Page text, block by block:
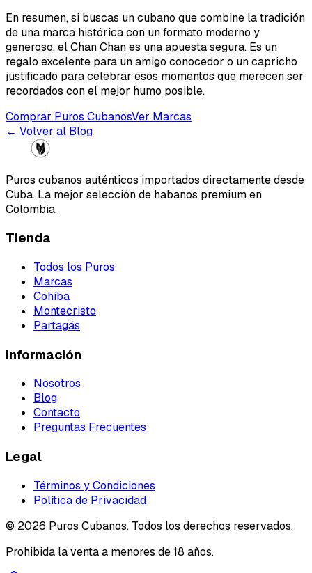
En resumen, si buscas un cubano que combine la tradición
de una marca histórica con un formato moderno y
generoso, el Chan Chan es una apuesta segura. Es un
regalo excelente para un amigo conocedor o un capricho
justificado para celebrar esos momentos que merecen ser
recordados con el mejor humo posible.
Comprar Puros CubanosVer Marcas
← Volver al Blog
Puros cubanos auténticos importados directamente desde
Cuba. La mejor selección de habanos premium en
Colombia.
Tienda
Todos los Puros
Marcas
Cohiba
Montecristo
Partagás
Información
Nosotros
Blog
Contacto
Preguntas Frecuentes
Legal
Términos y Condiciones
Política de Privacidad
© 2026 Puros Cubanos. Todos los derechos reservados.
Prohibida la venta a menores de 18 años.